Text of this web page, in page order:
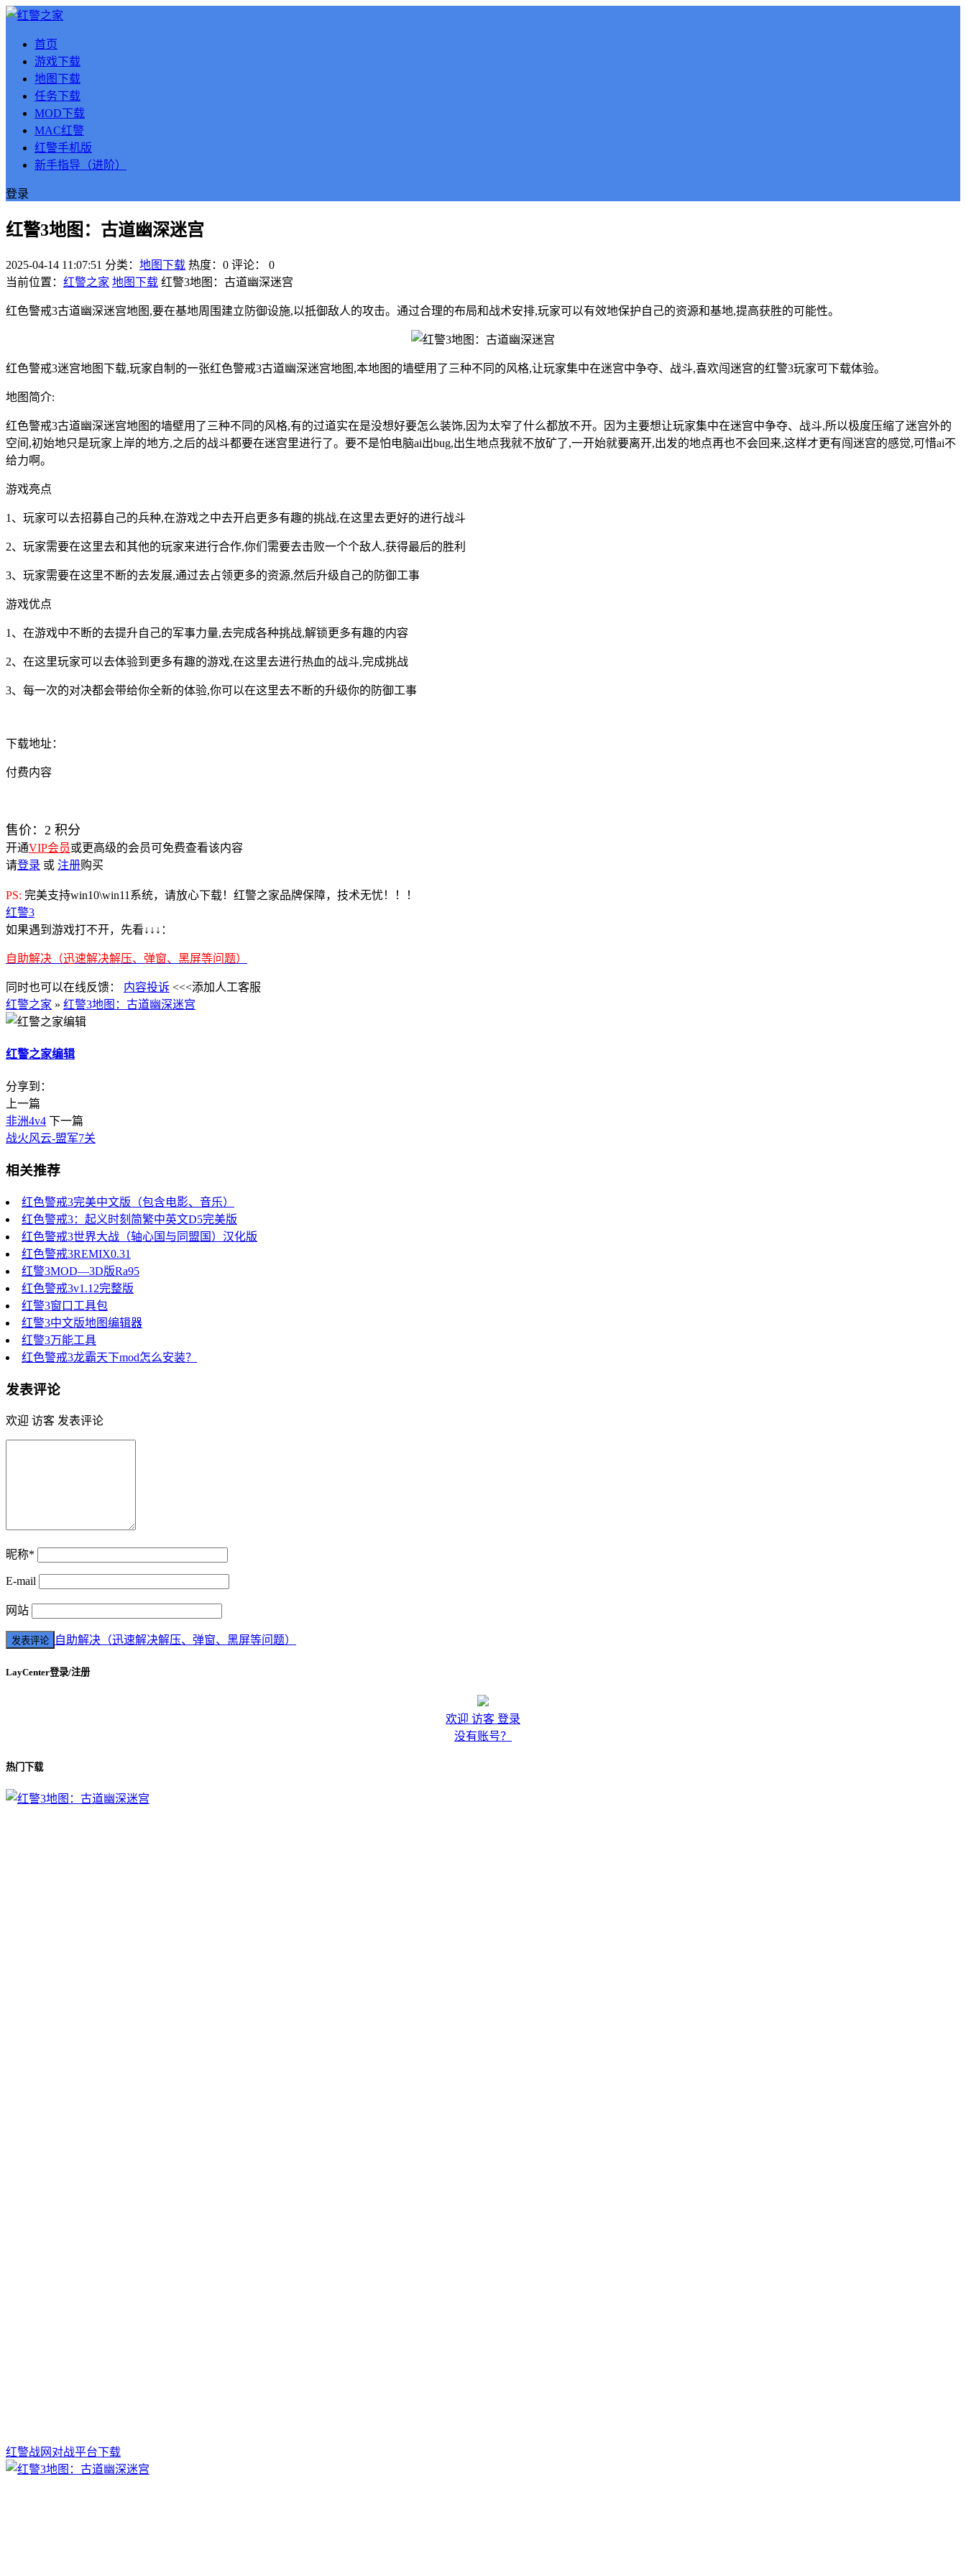
首页
游戏下载
地图下载
任务下载
MOD下载
MAC红警
红警手机版
新手指导（进阶）
登录
红警3地图：古道幽深迷宫
2025-04-14 11:07:51 分类： 地图下载 热度：0 评论：
0
当前位置： 红警之家 地图下载 红警3地图：古道幽深迷宫
红色警戒3古道幽深迷宫地图,要在基地周围建立防御设施,以抵御敌人的攻击。通过合理的布局和战术安排,玩家可以有效地保护自己的资源和基地,提高获胜的可能性。
红色警戒3迷宫地图下载,玩家自制的一张红色警戒3古道幽深迷宫地图,本地图的墙壁用了三种不同的风格,让玩家集中在迷宫中争夺、战斗,喜欢闯迷宫的红警3玩家可下载体验。
地图简介:
红色警戒3古道幽深迷宫地图的墙壁用了三种不同的风格,有的过道实在是没想好要怎么装饰,因为太窄了什么都放不开。因为主要想让玩家集中在迷宫中争夺、战斗,所以极度压缩了迷宫外的
空间,初始地只是玩家上岸的地方,之后的战斗都要在迷宫里进行了。要不是怕电脑ai出bug,出生地点我就不放矿了,一开始就要离开,出发的地点再也不会回来,这样才更有闯迷宫的感觉,可惜ai不
给力啊。
游戏亮点
1、玩家可以去招募自己的兵种,在游戏之中去开启更多有趣的挑战,在这里去更好的进行战斗
2、玩家需要在这里去和其他的玩家来进行合作,你们需要去击败一个个敌人,获得最后的胜利
3、玩家需要在这里不断的去发展,通过去占领更多的资源,然后升级自己的防御工事
游戏优点
1、在游戏中不断的去提升自己的军事力量,去完成各种挑战,解锁更多有趣的内容
2、在这里玩家可以去体验到更多有趣的游戏,在这里去进行热血的战斗,完成挑战
3、每一次的对决都会带给你全新的体验,你可以在这里去不断的升级你的防御工事
下载地址：
付费内容
售价： 2 积分
开通VIP会员或更高级的会员可免费查看该内容
请登录 或 注册购买
PS: 完美支持win10\win11系统，请放心下载！红警之家品牌保障，技术无忧！！！
红警3
如果遇到游戏打不开，先看↓↓↓：
自助解决（迅速解决解压、弹窗、黑屏等问题）
同时也可以在线反馈： 内容投诉 <<<添加人工客服
红警之家 » 红警3地图：古道幽深迷宫
红警之家编辑
分享到：
上一篇
非洲4v4 下一篇
战火风云-盟军7关
相关推荐
红色警戒3完美中文版（包含电影、音乐）
红色警戒3：起义时刻简繁中英文D5完美版
红色警戒3世界大战（轴心国与同盟国）汉化版
红色警戒3REMIX0.31
红警3MOD—3D版Ra95
红色警戒3v1.12完整版
红警3窗口工具包
红警3中文版地图编辑器
红警3万能工具
红色警戒3龙霸天下mod怎么安装？
发表评论
欢迎 访客 发表评论
昵称*
E-mail
网站
自助解决（迅速解决解压、弹窗、黑屏等问题）
LayCenter登录/注册
欢迎 访客 登录
没有账号？
热门下载
红警战网对战平台下载